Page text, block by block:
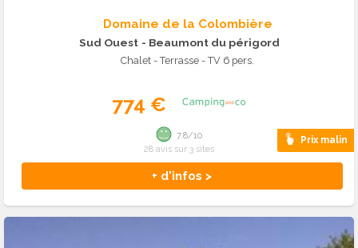
Domaine de la Colombière
Sud Ouest - Beaumont du périgord
Chalet - Terrasse - TV 6 pers.
774 €
Prix malin
+ d'infos >
7.8/10
28 avis sur 3 sites